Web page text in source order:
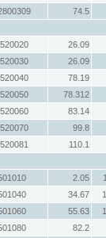
74.5
26.09
26.09
78.19
78.312
83.14
99.8
110.1
2.05
34.67
55.63
82.2